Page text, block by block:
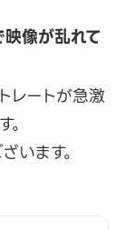
像が乱れて
レートが急激
います。